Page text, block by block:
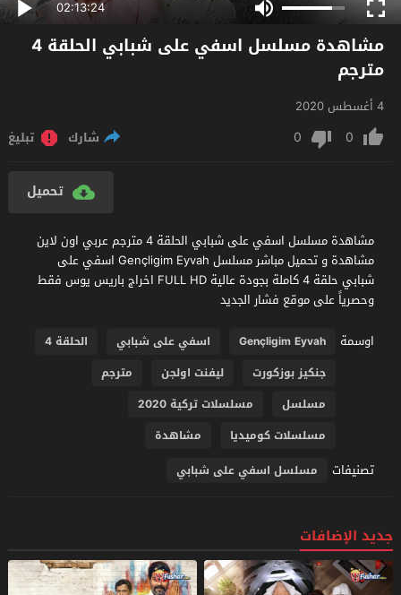
02:13:24
مشاهدة مسلسل اسفي على شبابي الحلقة 4
مترجم
4 أغسطس 2020
0
0 شارك تبليغ
تحميل
مشاهدة مسلسل اسفي على شبابي الحلقة 4 مترجم عربي اون لاين
مشاهدة و تحميل مباشر مسلسل Gençligim Eyvah اسفي على
شبابي حلقة 4 كاملة بجودة عالية FULL HD اخراج باريس يوس فقط
وحصرياً على موقع فشار الجديد
اوسمة
Gençligim Eyvah اسفي على شبابي
الحلقة 4
جنكيز بوزكورت
ليفنت اولجن
مترجم
مسلسل
مسلسلات تركية 2020
مسلسلات كوميديا
مشاهدة
تصنيفات مسلسل اسفي على شبابي
جديد الإضافات